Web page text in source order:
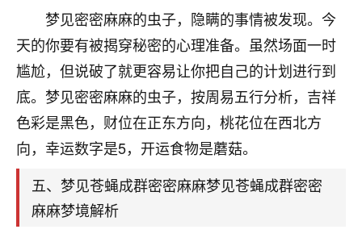
梦见密密麻麻的虫子，隐瞒的事情被发现。今
天的你要有被揭穿秘密的心理准备。虽然场面一时
尴尬，但说破了就更容易让你把自己的计划进行到
底。梦见密密麻麻的虫子，按周易五行分析，吉祥
色彩是黑色，财位在正东方向，桃花位在西北方
向，幸运数字是5，开运食物是蘑菇。
五、梦见苍蝇成群密密麻麻梦见苍蝇成群密密
麻麻梦境解析
鹿森：你可以找老师看看，人有时不服命不行
啊！
太阳当空赵 ：我也做餐饮的，生意不算大，但
是我从找店开始都是找慧来老师跟进的，选
址、风水、还有开业日子，哪哪都看了，虽然
大环境不好，但是我家生意还可以，前几天又
刚找老师做了补财库，希望财运更好一点！
梦醒时分